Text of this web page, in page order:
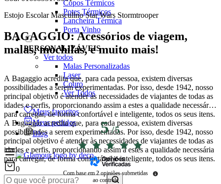
Copos Térmicos
Potes Térmicos
Lancheira Térmica
Porta Vinho
PERSONALIZÁVEIS
Ver todos
Malas Personalizadas
Laser
Couro
Ver Todos
Meus favoritos
Meus pedidos
Blog
0
Estojo Escolar Masculino Star Wars Stormtrooper
BAGAGGIO: Acessórios de viagem,
malas, mochilas, e muito mais!
A Bagaggio acredita que, para cada pessoa, existem diversas
possibilidades a serem experimentadas. Por isso, desde 1942, nosso
principal objetivo é atender às necessidades de viajantes de todas as
idades e perfis, proporcionando assim a estes a qualidade necessária
para carregar, de forma confortável e inteligente, todos os seus itens.
A Bagaggio acredita que, para cada pessoa, existem diversas
possibilidades a serem experimentadas. Por isso, desde 1942, nosso
principal objetivo é atender às necessidades de viajantes de todas as
idades e perfis, proporcionando assim a estes a qualidade necessária
para carregar, de forma confortável e inteligente, todos os seus itens.
5/5
Com base em2 opiniões submetidas
ao controle